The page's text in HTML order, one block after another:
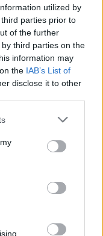
utilized by
parties prior to
of the further
third parties on the
information may
the IAB’s List of
disclose it to other